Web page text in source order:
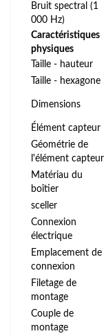
Bruit spectral (1
000 Hz)
Caractéristiques
physiques
Taille - hauteur
Taille - hexagone
Dimensions
Élément capteur
Géométrie de
l'élément capteur
Matériau du
boîtier
sceller
Connexion
électrique
Emplacement de
connexion
Filetage de
montage
Couple de
montage